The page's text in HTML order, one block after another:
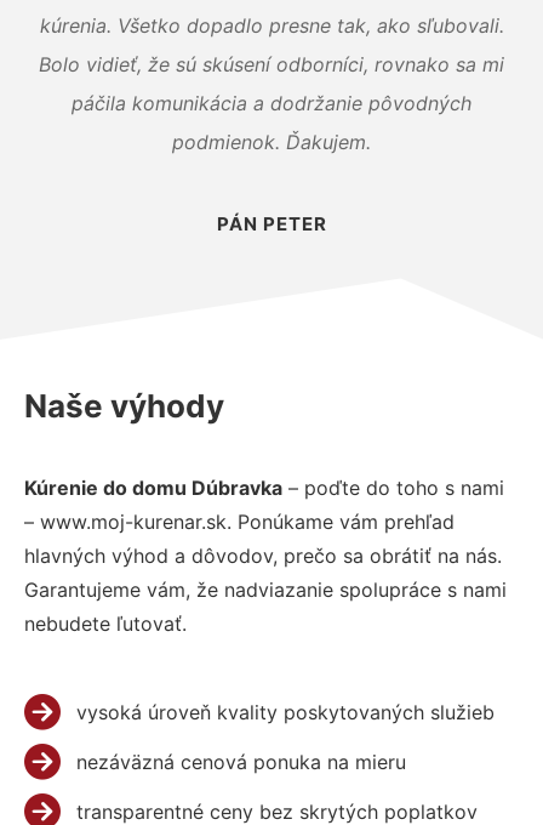
kúrenia. Všetko dopadlo presne tak, ako sľubovali.
Bolo vidieť, že sú skúsení odborníci, rovnako sa mi
páčila komunikácia a dodržanie pôvodných
podmienok. Ďakujem.
PÁN PETER
Naše výhody
Kúrenie do domu Dúbravka – poďte do toho s nami
– www.moj-kurenar.sk. Ponúkame vám prehľad
hlavných výhod a dôvodov, prečo sa obrátiť na nás.
Garantujeme vám, že nadviazanie spolupráce s nami
nebudete ľutovať.
vysoká úroveň kvality poskytovaných služieb
nezáväzná cenová ponuka na mieru
transparentné ceny bez skrytých poplatkov